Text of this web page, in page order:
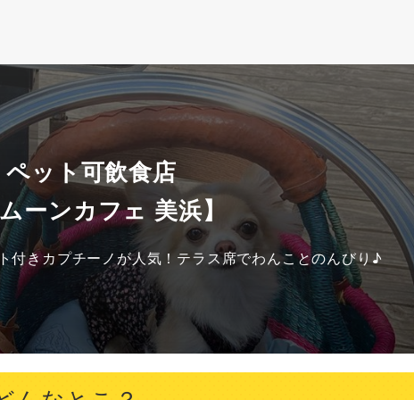
ット可飲食店
ーンカフェ 美浜】
付きカプチーノが人気！テラス席でわんことのんびり♪